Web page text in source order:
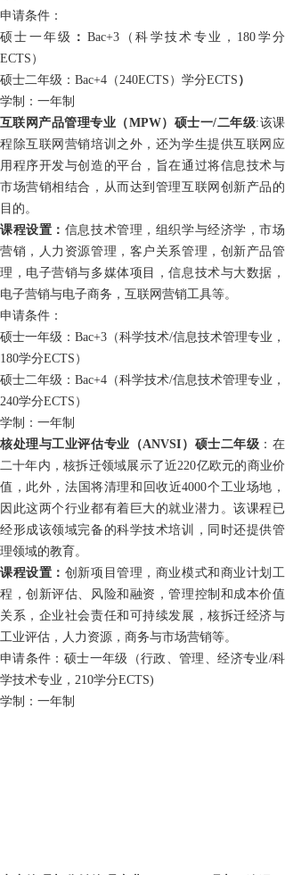
申请条件：
硕士一年级 ： Bac+3（科学技术专业， 180 学分
ECTS ）
硕士二年级： Bac+4 （240ECTS） 学分ECTS ）
学制：一年制
互联网产品管理专业 （MPW） 硕士一/二年级:该课
程除互联网营销培训之外，还为学生提供互联网应
用程序开发与创造的平台，旨在通过将信息技术与
市场营销相结合，从而达到管理互联网创新产品的
目的。
课程设置： 信息技术管理，组织学与经济学，市场
营销，人力资源管理，客户关系管理，创新产品管
理，电子营销与多媒体项目，信息技术与大数据，
电子营销与电子商务，互联网营销工具等。
申请条件：
硕士一年级： Bac+3 （科学技术/信息技术管理专业，
180学分ECTS ）
硕士二年级： Bac+4 （科学技术/信息技术管理专业，
240学分ECTS）
学制：一年制
核处理与工业评估专业 （ANVSI） 硕士二年级 ：在
二十年内，核拆迁领域展示了近220亿欧元的商业价
值，此外，法国将清理和回收近4000个工业场地，
因此这两个行业都有着巨大的就业潜力。该课程已
经形成该领域完备的科学技术培训，同时还提供管
理领域的教育。
课程设置： 创新项目管理，商业模式和商业计划工
程，创新评估、风险和融资，管理控制和成本价值
关系，企业社会责任和可持续发展，核拆迁经济与
工业评估，人力资源，商务与市场营销等。
申请条件：硕士一年级（行政、管理、经济专业/科
学技术专业， 210学分ECTS)
学制：一年制